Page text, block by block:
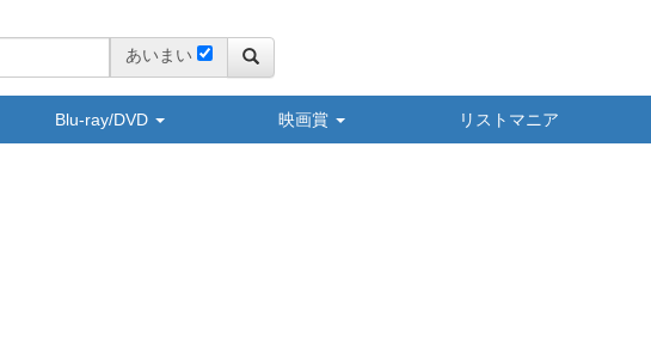
あいまい
Blu-ray/DVD 映画賞 リストマニア